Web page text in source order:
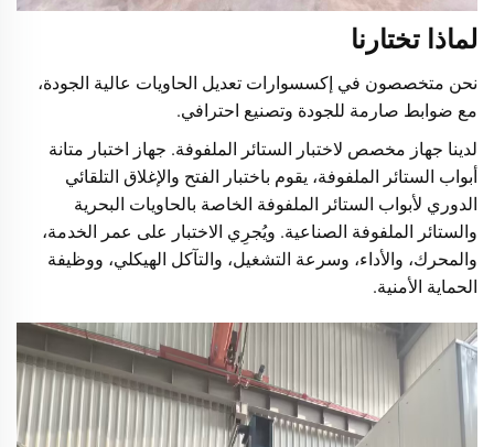
لماذا تختارنا
نحن متخصصون في إكسسوارات تعديل الحاويات عالية الجودة،
مع ضوابط صارمة للجودة وتصنيع احترافي.
لدينا جهاز مخصص لاختبار الستائر الملفوفة. جهاز اختبار متانة
أبواب الستائر الملفوفة، يقوم باختبار الفتح والإغلاق التلقائي
الدوري لأبواب الستائر الملفوفة الخاصة بالحاويات البحرية
والستائر الملفوفة الصناعية. ويُجرِي الاختبار على عمر الخدمة،
والمحرك، والأداء، وسرعة التشغيل، والتآكل الهيكلي، ووظيفة
الحماية الأمنية.